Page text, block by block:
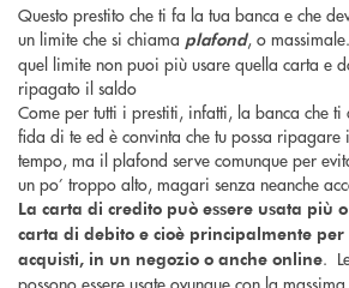
Questo prestito che ti fa la tua banca e che
un limite che si chiama plafond, o
quel limite non puoi più usare quella carta e
ripagato il saldo
Come per tutti i prestiti, infatti, la banca che
fida di te ed è convinta che tu possa ripagare
tempo, ma il plafond serve comunque per
un po’ troppo alto, magari senza neanche
La carta di credito può essere usata più
carta di debito e cioè principalmente
acquisti, in un negozio o anche online.
possono essere usate ovunque con la massima